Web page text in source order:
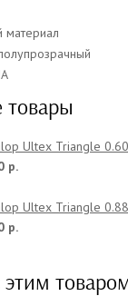
материал
Ultex Triangle 0.60
р.
Ultex Triangle 0.88
р.
этим